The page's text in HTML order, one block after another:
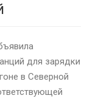
для зарядки
в Северной